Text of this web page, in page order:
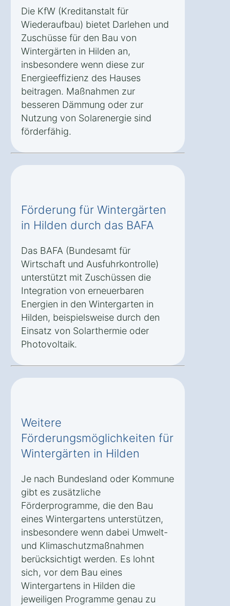
Die KfW (Kreditanstalt für
Wiederaufbau) bietet Darlehen und
Zuschüsse für den Bau von
Wintergärten in Hilden an,
insbesondere wenn diese zur
Energieeffizienz des Hauses
beitragen. Maßnahmen zur
besseren Dämmung oder zur
Nutzung von Solarenergie sind
förderfähig.
Förderung für Wintergärten
in Hilden durch das BAFA
Das BAFA (Bundesamt für
Wirtschaft und Ausfuhrkontrolle)
unterstützt mit Zuschüssen die
Integration von erneuerbaren
Energien in den Wintergarten in
Hilden, beispielsweise durch den
Einsatz von Solarthermie oder
Photovoltaik.
Weitere
Förderungsmöglichkeiten für
Wintergärten in Hilden
Je nach Bundesland oder Kommune
gibt es zusätzliche
Förderprogramme, die den Bau
eines Wintergartens unterstützen,
insbesondere wenn dabei Umwelt-
und Klimaschutzmaßnahmen
berücksichtigt werden. Es lohnt
sich, vor dem Bau eines
Wintergartens in Hilden die
jeweiligen Programme genau zu